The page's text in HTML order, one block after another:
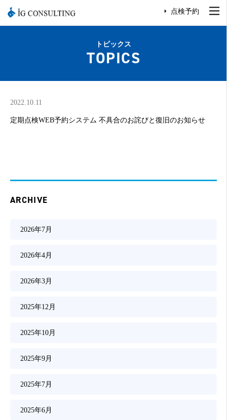
点検予約
トピックス
TOPICS
2022.10.11
定期点検WEB予約システム 不具合のお詫びと復旧のお知らせ
ARCHIVE
2026年7月
2026年4月
2026年3月
2025年12月
2025年10月
2025年9月
2025年7月
2025年6月